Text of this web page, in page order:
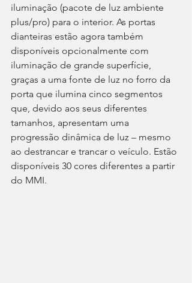
iluminação (pacote de luz ambiente
plus/pro) para o interior. As portas
dianteiras estão agora também
disponíveis opcionalmente com
iluminação de grande superfície,
graças a uma fonte de luz no forro da
porta que ilumina cinco segmentos
que, devido aos seus diferentes
tamanhos, apresentam uma
progressão dinâmica de luz – mesmo
ao destrancar e trancar o veículo. Estão
disponíveis 30 cores diferentes a partir
do MMI.